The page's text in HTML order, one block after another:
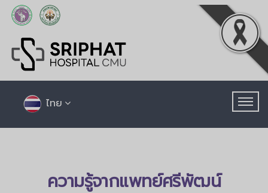
ไทย
ความรู้จากแพทย์ศรีพัฒน์